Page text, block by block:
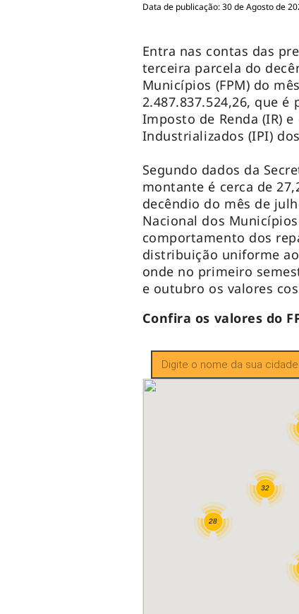
Data de publicação: 30 de Agosto de
Entra nas contas das
terceira parcela do
Municípios (FPM) do
2.487.837.524,26, que
Imposto de Renda (IR)
Industrializados (IPI)
Segundo dados da
montante é cerca de
decêndio do mês de
Nacional dos
comportamento dos
distribuição uniforme
onde no primeiro
e outubro os valores
Confira os valores do